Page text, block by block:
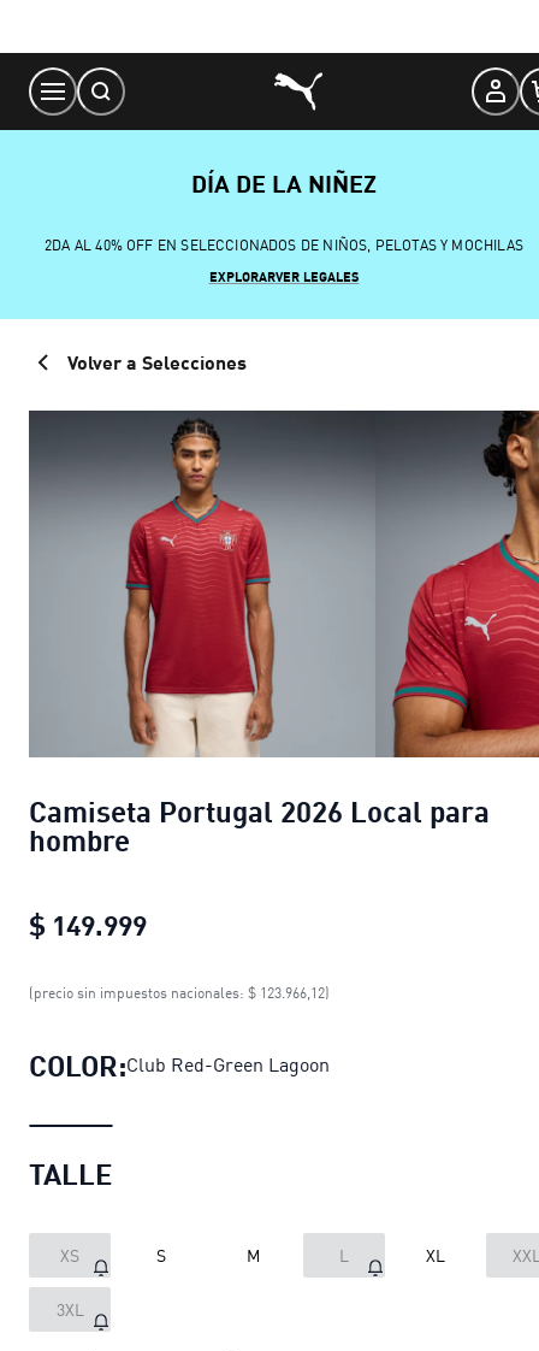
Content
DÍA DE LA NIÑEZ
2DA AL 40% OFF EN SELECCIONADOS DE NIÑOS, PELOTAS Y MOCHILAS
EXPLORARVER LEGALES
Volver a Selecciones
Camiseta Portugal 2026 Local para
hombre
$ 149.999
Camiseta Portugal 2026 Local
(precio sin impuestos nacionales: $ 123.966,12)
COLOR:Club Red-Green Lagoon
TALLE
XS S M L XL
3XL